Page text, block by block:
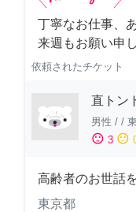
丁寧なお仕事、
来週もお願い申
依頼されたチケット
直トン
男性 / /
sentiment_satisfied 3 sentiment_neutral
高齢者のお世話
東京都